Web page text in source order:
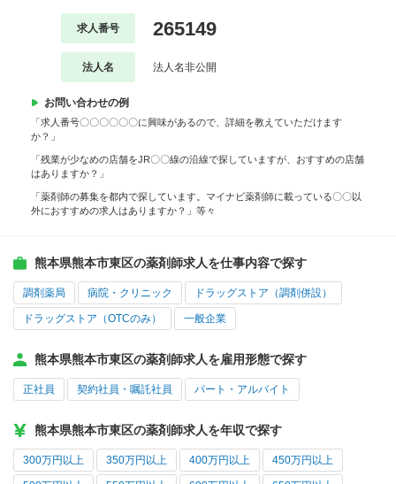
求人番号 265149
法人名 法人名非公開
お問い合わせの例
「求人番号〇〇〇〇〇〇に興味があるので、詳細を教えていただけます
か？」
「残業が少なめの店舗をJR〇〇線の沿線で探していますが、おすすめの店舗
はありますか？」
「薬剤師の募集を都内で探しています。マイナビ薬剤師に載っている〇〇以
外におすすめの求人はありますか？」等々
熊本県熊本市東区の薬剤師求人を仕事内容で探す
調剤薬局 病院・クリニック ドラッグストア（調剤併設）
ドラッグストア（OTCのみ） 一般企業
熊本県熊本市東区の薬剤師求人を雇用形態で探す
正社員 契約社員・嘱託社員 パート・アルバイト
熊本県熊本市東区の薬剤師求人を年収で探す
300万円以上 350万円以上 400万円以上 450万円以上